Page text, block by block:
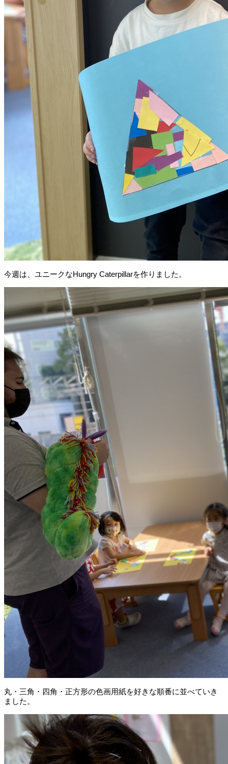
今週は、ユニークなHungry Caterpillarを作りました。
丸・三角・四角・正方形の色画用紙を好きな順番に並べていき
ました。